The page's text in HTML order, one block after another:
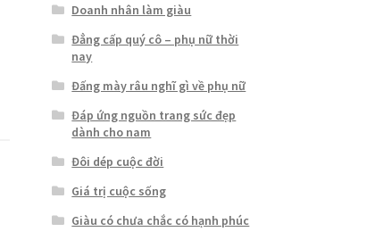
Doanh nhân làm giàu
Đẳng cấp quý cô – phụ nữ thời
nay
Đấng mày râu nghĩ gì về phụ nữ
Đáp ứng nguồn trang sức đẹp
dành cho nam
Đôi dép cuộc đời
Giá trị cuộc sống
Giàu có chưa chắc có hạnh phúc